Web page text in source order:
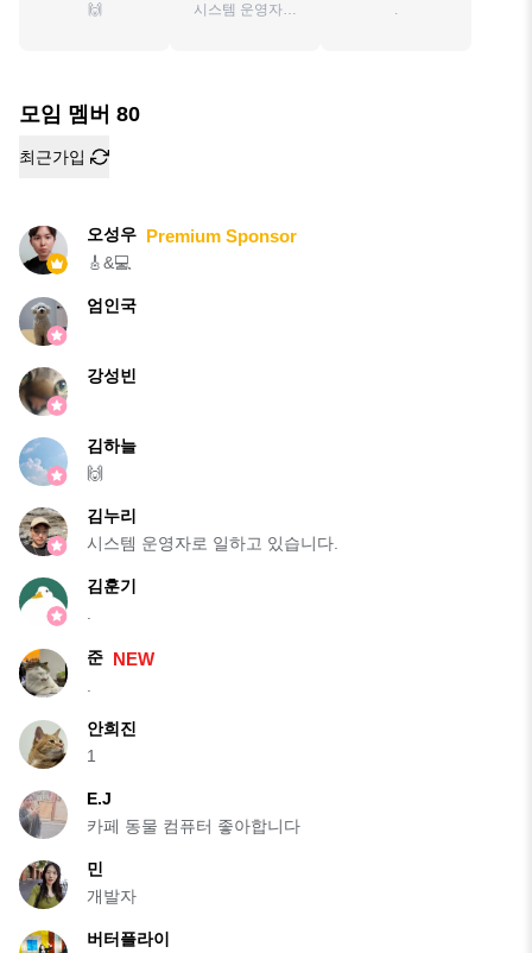
🙌
시스템 운영자로
.
모임 멤버 80
최근가입
오성우 Premium Sponsor
🎸&💻
엄인국
강성빈
김하늘
🙌
김누리
시스템 운영자로 일하고 있습니다.
김훈기
준 NEW
안희진
1
E.J
카페 동물 컴퓨터 좋아합니다
민
개발자
버터플라이